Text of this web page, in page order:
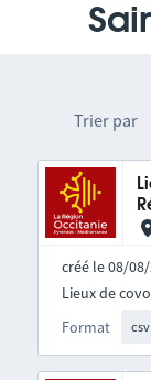
Trier par
créé le 08/
Format csv
Lieux de